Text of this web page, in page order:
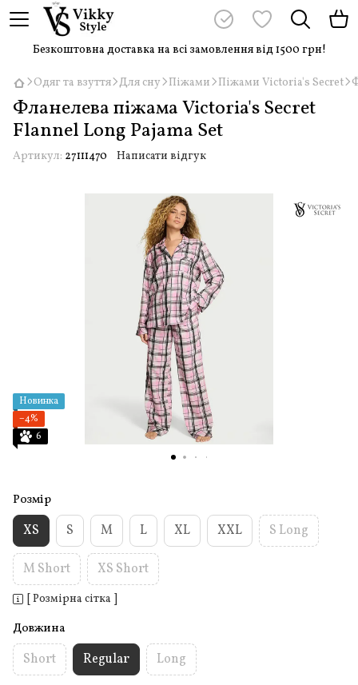
Безкоштовна доставка на всі замовлення від 1500 грн!
Одяг та взуття Для сну Піжами Піжами Victoria's Secret
Фланелева піжама Victoria's Secret
Flannel Long Pajama Set
Артикул: 27111470 Написати відгук
Новинка
−4%
6
Розмір
XS S M L XL XXL S Long
M Short XS Short
[ Розмірна сітка ]
Довжина
Short Regular Long